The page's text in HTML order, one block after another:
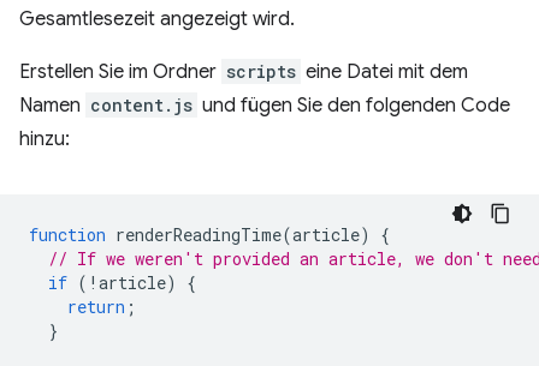
Gesamtlesezeit angezeigt wird.
Erstellen Sie im Ordner scripts eine Datei mit dem
Namen content.js und fügen Sie den folgenden Code
hinzu:
function renderReadingTime(article)
{
// If we weren't provided an article, we don't
if ( ! article)
{
return ;
}